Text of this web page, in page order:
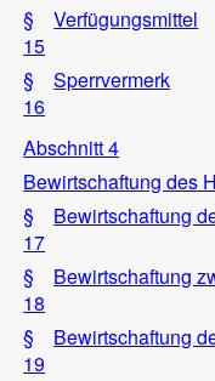
§
15
Verfügungsmittel
§
16
Sperrvermerk
Abschnitt 4
Bewirtschaftung des
§
17
Bewirtschaftung
§
18
Bewirtschaftung
§
19
Bewirtschaftung